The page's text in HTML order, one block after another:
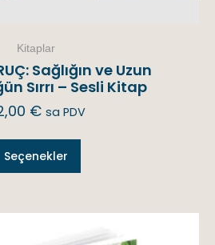
Kitaplar
Sağlığın ve Uzun
Sırrı – Sesli Kitap
€ sa PDV
Seçenekler